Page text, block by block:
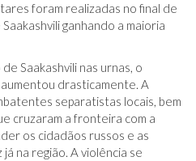
foram realizadas no final de
ganhando a maioria
Saakashvili nas urnas, o
drasticamente. A
separatistas locais, bem
cruzaram a fronteira com a
os cidadãos russos e as
na região. A violência se